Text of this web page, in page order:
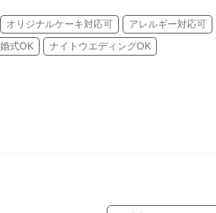
オリジナルケーキ対応可 アレルギー対応可
式OK ナイトウエディングOK